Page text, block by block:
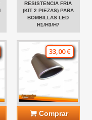
RESISTENCIA FRIA
(KIT 2 PIEZAS) PARA
BOMBILLAS LED
H1/H3/H7
33,00 €
Comprar